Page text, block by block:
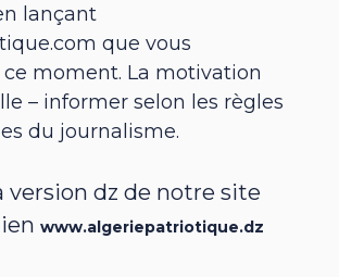
lançant
que vous
moment. La motivation
– informer selon les règles
du journalisme.
version dz de notre site
www.algeriepatriotique.dz